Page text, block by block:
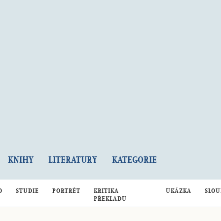
KNIHY LITERATURY KATEGORIE
STUDIE PORTRÉT
KRITIKA
PŘEKLADU
UKÁZKA